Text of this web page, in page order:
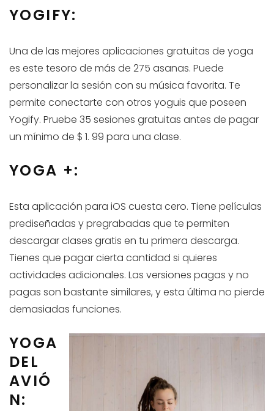
YOGIFY:
Una de las mejores aplicaciones gratuitas de yoga
es este tesoro de más de 275 asanas. Puede
personalizar la sesión con su música favorita. Te
permite conectarte con otros yoguis que poseen
Yogify. Pruebe 35 sesiones gratuitas antes de pagar
un mínimo de $ 1. 99 para una clase.
YOGA +:
Esta aplicación para iOS cuesta cero. Tiene películas
prediseñadas y pregrabadas que te permiten
descargar clases gratis en tu primera descarga.
Tienes que pagar cierta cantidad si quieres
actividades adicionales. Las versiones pagas y no
pagas son bastante similares, y esta última no pierde
demasiadas funciones.
YOGA
DEL
AVIÓ
N: